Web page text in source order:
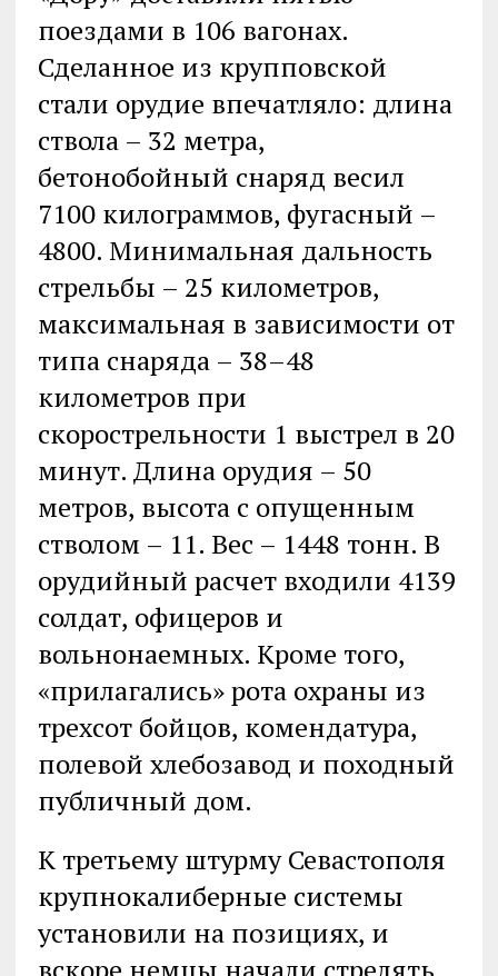
поездами в 106 вагонах.
Сделанное из крупповской
стали орудие впечатляло: длина
ствола – 32 метра,
бетонобойный снаряд весил
7100 килограммов, фугасный –
4800. Минимальная дальность
стрельбы – 25 километров,
максимальная в зависимости от
типа снаряда – 38–48
километров при
скорострельности 1 выстрел в 20
минут. Длина орудия – 50
метров, высота с опущенным
стволом – 11. Вес – 1448 тонн. В
орудийный расчет входили 4139
солдат, офицеров и
вольнонаемных. Кроме того,
«прилагались» рота охраны из
трехсот бойцов, комендатура,
полевой хлебозавод и походный
публичный дом.
К третьему штурму Севастополя
крупнокалиберные системы
установили на позициях, и